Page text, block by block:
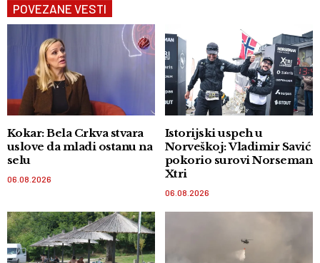
POVEZANE VESTI
Kokar: Bela Crkva stvara
uslove da mladi ostanu na
selu
06.08.2026
Istorijski uspeh u
Norveškoj: Vladimir Savić
pokorio surovi Norseman
Xtri
06.08.2026